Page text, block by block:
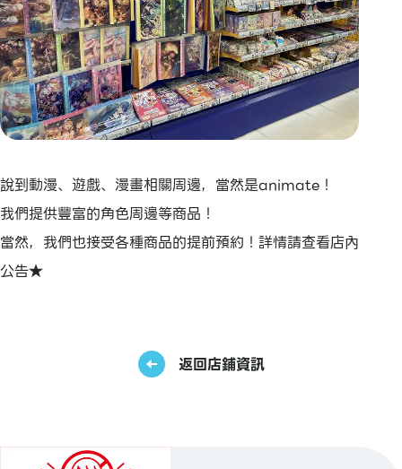
說到動漫、遊戲、漫畫相關周邊，當然是animate！
我們提供豐富的角色周邊等商品！
當然，我們也接受各種商品的提前預約！詳情請查看店內
公告★
返回店鋪資訊